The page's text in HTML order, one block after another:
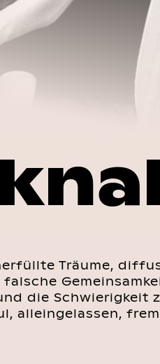
Träume,
die Schwierigkeit
alleingelassen,